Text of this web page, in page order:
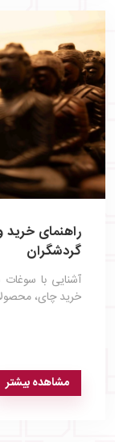
راهنمای خرید
گردشگران
آشنایی با سوغات
خرید چای،
مشاهده بیشتر